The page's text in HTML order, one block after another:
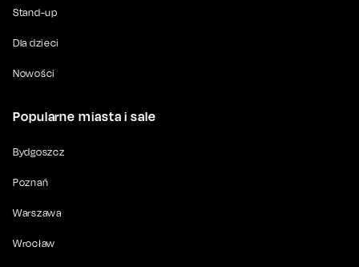
Stand-up
Dla dzieci
Nowości
Popularne miasta i sale
Bydgoszcz
Poznań
Warszawa
Wrocław